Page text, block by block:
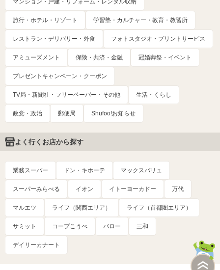
マンション・戸建・リフォーム・レンタル収納
旅行・ホテル・リゾート 学習塾・カルチャー・教育・教習所
レストラン・デリバリー・外食 フォトスタジオ・プリントサービス
アミューズメント 保険・共済・金融 冠婚葬祭・イベント
プレゼントキャンペーン・クーポン
TV局・新聞社・フリーペーパー・その他 生活・くらし
政党・政治 郵便局 Shufoo!お知らせ
よく行くお店から探す
業務スーパー ドン・キホーテ マックスバリュ
スーパーみらべる イオン イトーヨーカドー 万代
マルエツ ライフ（関西エリア） ライフ（首都圏エリア）
サミット コープこうべ バロー 三和
デイリーカナート